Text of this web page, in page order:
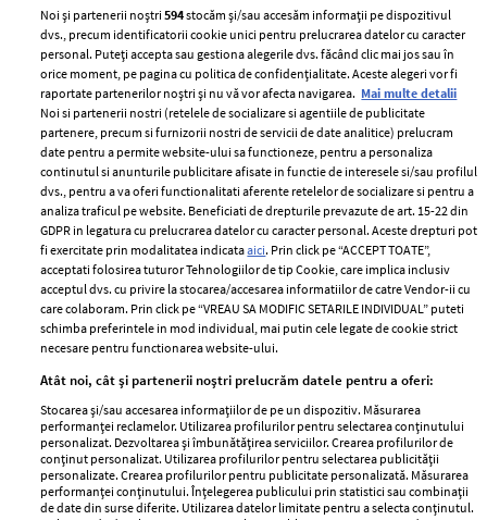
ELLE Style Awards
2024
Despre ELLE
Romania
Contact
Abonamente
Termeni si conditii
Politica de
confidențialitate
Politica de cookies
Publicitate
GSP
Unica
Baby
Retete
femei
Viva
Avantaje
Retete practice
Noi și partenerii noștri594stocăm și/sau accesăm informații pe dispozitivul
dvs., precum identificatorii cookie unici pentru prelucrarea datelor cu caracter
personal. Puteți accepta sau gestiona alegerile dvs. făcând clic mai jos sau în
orice moment, pe pagina cu politica de confidențialitate. Aceste alegeri vor fi
raportate partenerilor noștri și nu vă vor afecta navigarea. Mai multe detalii
Noi si partenerii nostri (retelele de socializare si agentiile de publicitate
partenere, precum si furnizorii nostri de servicii de date analitice) prelucram
date pentru a permite website-ului sa functioneze, pentru a personaliza
continutul si anunturile publicitare afisate in functie de interesele si/sau profilul
dvs., pentru a va oferi functionalitati aferente retelelor de socializare si pentru a
analiza traficul pe website. Beneficiati de drepturile prevazute de art. 15-22 din
GDPR in legatura cu prelucrarea datelor cu caracter personal. Aceste drepturi pot
fi exercitate prin modalitatea indicataaici. Prin click pe “ACCEPT TOATE”,
acceptati folosirea tuturor Tehnologiilor de tip Cookie, care implica inclusiv
acceptul dvs. cu privire la stocarea/accesarea informatiilor de catre Vendor-ii cu
care colaboram. Prin click pe “VREAU SA MODIFIC SETARILE INDIVIDUAL” puteti
schimba preferintele in mod individual, mai putin cele legate de cookie strict
necesare pentru functionarea website-ului.
Atât noi, cât și partenerii noștri prelucrăm datele pentru a oferi:
Stocarea și/sau accesarea informațiilor de pe un dispozitiv. Măsurarea
performanței reclamelor. Utilizarea profilurilor pentru selectarea conținutului
personalizat. Dezvoltarea și îmbunătățirea serviciilor. Crearea profilurilor de
conținut personalizat. Utilizarea profilurilor pentru selectarea publicității
personalizate. Crearea profilurilor pentru publicitate personalizată. Măsurarea
performanței conținutului. Înțelegerea publicului prin statistici sau combinații
de date din surse diferite. Utilizarea datelor limitate pentru a selecta conținutul.